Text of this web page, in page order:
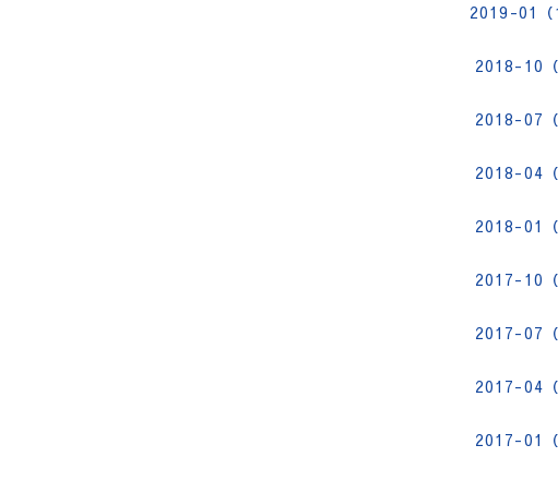
2019-01（
2018-10（
2018-07（
2018-04（
2018-01（
2017-10（
2017-07（
2017-04（
2017-01（